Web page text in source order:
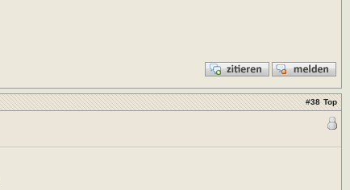
#38 Top